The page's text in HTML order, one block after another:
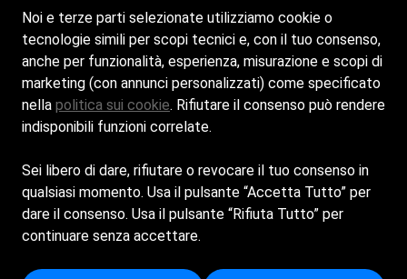
Ristorante tutti i giorni dalle 12:30 alle 16:00
Seguici sui nostri social
Facebook
Instagram
Contatti
dott.pierpaologuzzo@gmail.com
Noi e terze parti selezionate utilizziamo cookie o
tecnologie simili per scopi tecnici e, con il tuo consenso,
anche per funzionalità, esperienza, misurazione e scopi di
marketing (con annunci personalizzati) come specificato
nella politica sui cookie. Rifiutare il consenso può rendere
indisponibili funzioni correlate.
Sei libero di dare, rifiutare o revocare il tuo consenso in
qualsiasi momento. Usa il pulsante “Accetta Tutto” per
dare il consenso. Usa il pulsante “Rifiuta Tutto” per
continuare senza accettare.